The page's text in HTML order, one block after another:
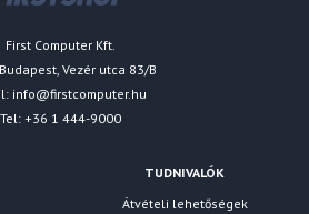
First Computer Kft.
Vezér utca 83/B
info@firstcomputer.hu
Tel: +36 1 444-9000
TUDNIVALÓK
Átvételi lehetőségek